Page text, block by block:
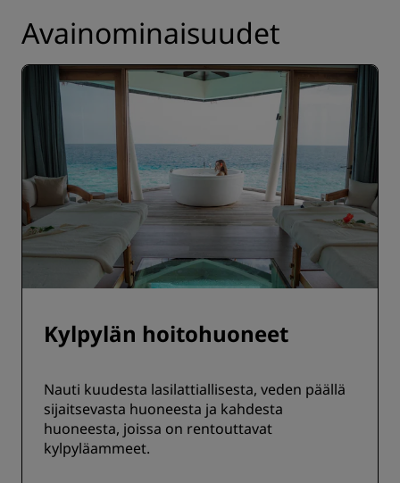
Avainominaisuudet
Kylpylän hoitohuoneet
Nauti kuudesta lasilattiallisesta, veden päällä
sijaitsevasta huoneesta ja kahdesta
huoneesta, joissa on rentouttavat
kylpyläammeet.